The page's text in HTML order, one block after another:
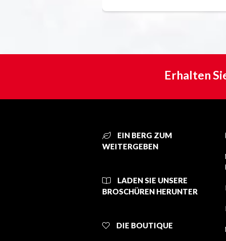
Erhalten
EIN BERG ZUM
WEITERGEBEN
LADEN SIE UNSERE
BROSCHÜREN HERUNTER
DIE BOUTIQUE